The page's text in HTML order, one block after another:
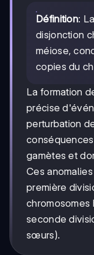
Définition:
disjonction
méiose,
copies du
La formation
précise
perturbation
gamètes et
Ces
première
chromosomes
seconde
sœurs).